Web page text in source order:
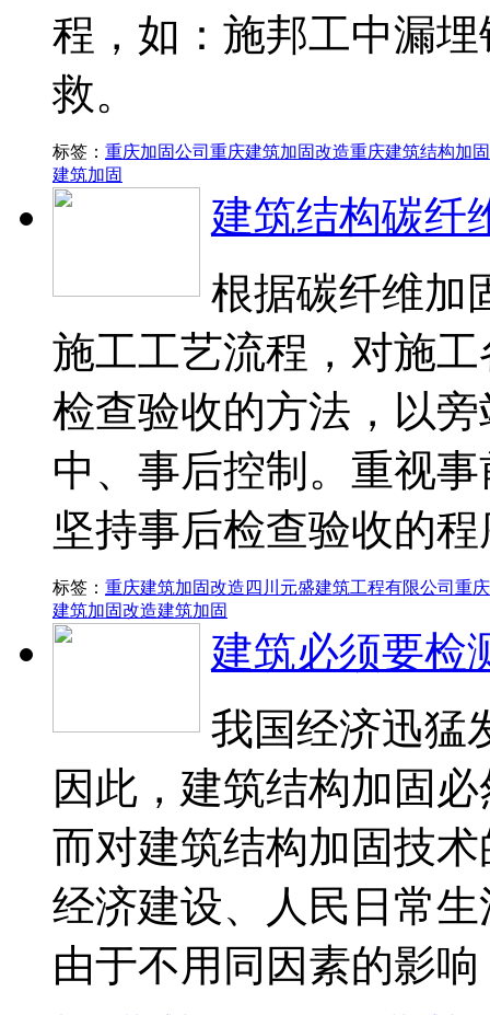
程，如：施邦工中漏
救。
标签： 重庆加固公司 重庆建筑加固改造重庆建筑结构加
建筑加固
建筑结构碳纤
根据碳纤维加
施工工艺流程，对施
检查验收的方法，以
中、事后控制。重视
坚持事后检查验收的
标签： 重庆建筑加固改造 四川元盛建筑工程有限公司 重
建筑加固改造建筑加固
建筑必须要检
我国经济迅猛
因此，建筑结构加固
而对建筑结构加固技
经济建设、人民日常
由于不用同因素的影